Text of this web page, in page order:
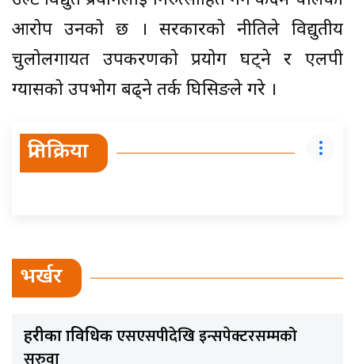
आरोप उनको छ । सरकारको नीतिले विद्युतीय
चुलोलगायत उपकरणको प्रयोग घट्ने र एलपी
ग्यासको उपभोग बढ्ने तर्क घिसिङले गरे ।
प्रतिक्रिया
भर्खर
प्रहरीका प्राविधिकएसएसपीदेखि इन्सपेक्टरसम्मको